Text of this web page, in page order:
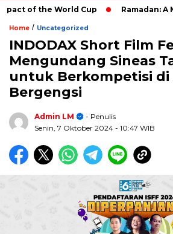
of the World Cup Ramadan: A
Home / Uncategorized
INDODAX Short Film
Mengundang Sineas
untuk Berkompetisi di
Bergengsi
Admin LM
- Penulis
Senin, 7 Oktober 2024 - 10:47 WIB